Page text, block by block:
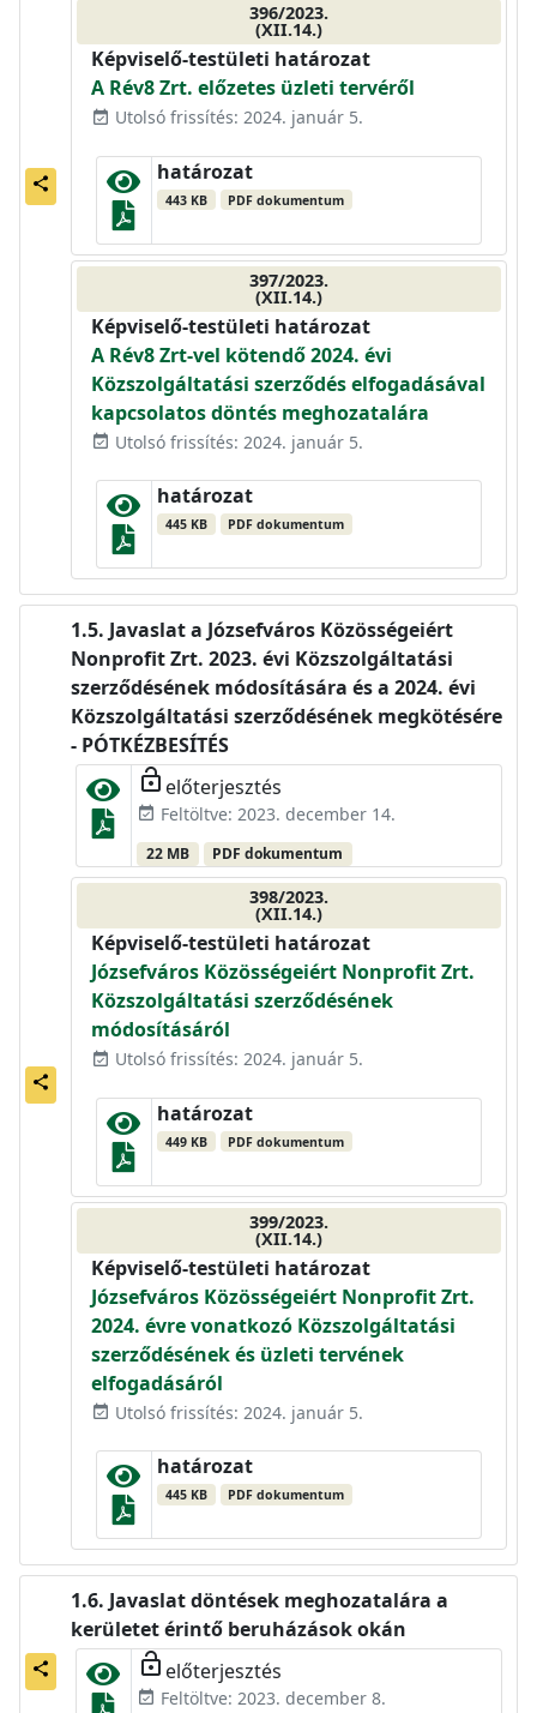
share
396/2023.
(XII.14.)
Képviselő-testületi határozat
A Rév8 Zrt. előzetes üzleti tervéről
event_available Utolsó frissítés: 2024. január 5.
határozat
443 KB PDF dokumentum
397/2023.
(XII.14.)
Képviselő-testületi határozat
A Rév8 Zrt-vel kötendő 2024. évi
Közszolgáltatási szerződés elfogadásával
kapcsolatos döntés meghozatalára
event_available Utolsó frissítés: 2024. január 5.
határozat
445 KB PDF dokumentum
share
Javaslat a Józsefváros Közösségeiért
Nonprofit Zrt. 2023. évi Közszolgáltatási
szerződésének módosítására és a 2024. évi
Közszolgáltatási szerződésének megkötésére
- PÓTKÉZBESÍTÉS
lock_open előterjesztés
event_available Feltöltve: 2023. december 14.
22 MB PDF dokumentum
398/2023.
(XII.14.)
Képviselő-testületi határozat
Józsefváros Közösségeiért Nonprofit Zrt.
Közszolgáltatási szerződésének
módosításáról
event_available Utolsó frissítés: 2024. január 5.
határozat
449 KB PDF dokumentum
399/2023.
(XII.14.)
Képviselő-testületi határozat
Józsefváros Közösségeiért Nonprofit Zrt.
2024. évre vonatkozó Közszolgáltatási
szerződésének és üzleti tervének
elfogadásáról
event_available Utolsó frissítés: 2024. január 5.
határozat
445 KB PDF dokumentum
share
Javaslat döntések meghozatalára a
kerületet érintő beruházások okán
lock_open előterjesztés
event_available Feltöltve: 2023. december 8.